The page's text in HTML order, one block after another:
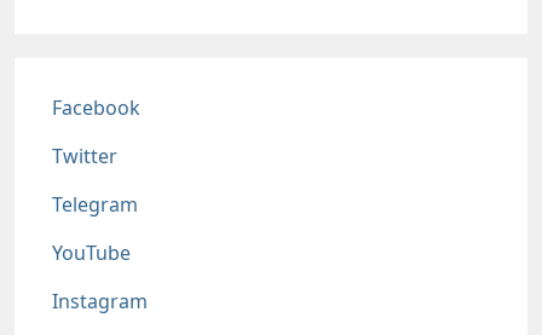
Соц сети
Facebook
Twitter
Telegram
YouTube
Instagram